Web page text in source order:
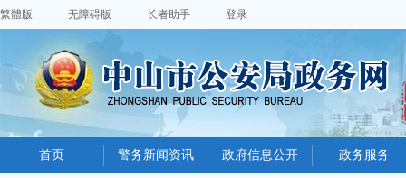
繁體版 无障碍版 长者助手 登录
首页 警务新闻资讯 政府信息公开 政务服务